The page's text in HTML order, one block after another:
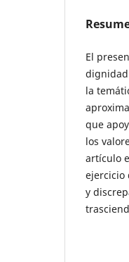
El
la
que
los
artículo
ejercicio
y